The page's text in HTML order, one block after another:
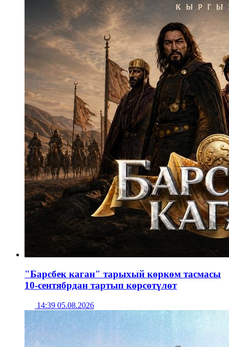
"Барсбек каган" тарыхый көркөм тасмасы
10-сентябрдан тартып көрсөтүлөт
14:39 05.08.2026